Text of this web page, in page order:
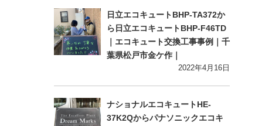
日立エコキュートBHP-TA372か
ら日立エコキュートBHP-F46TD
｜エコキュート交換工事事例｜千
葉県松戸市金ケ作｜
2022年4月16日
ナショナルエコキュートHE-
37K2Qからパナソニックエコキ